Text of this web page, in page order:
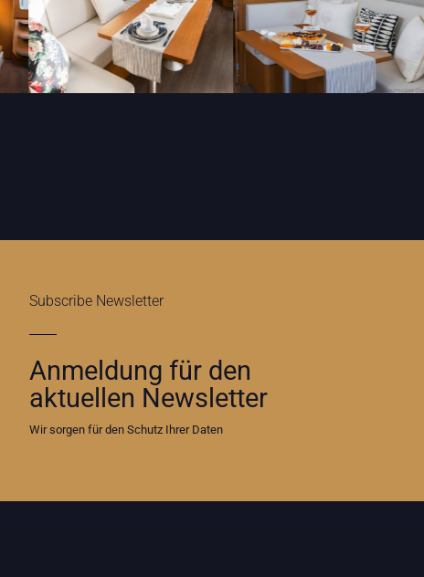
Subscribe Newsletter
Anmeldung für den
aktuellen Newsletter
Wir sorgen für den Schutz Ihrer Daten